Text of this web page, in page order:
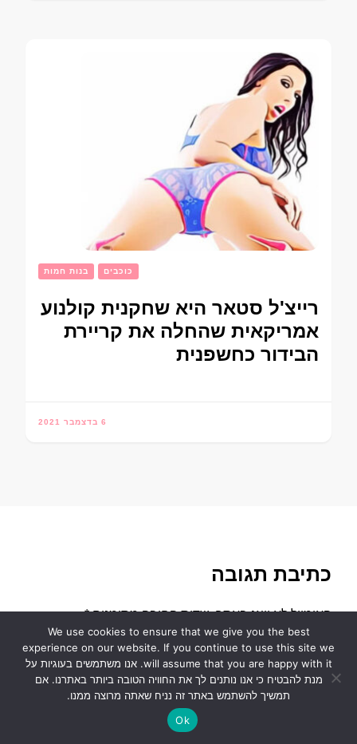
בנות חמות כוכבים
רייצ'ל סטאר היא שחקנית קולנוע
אמריקאית שהחלה את קריירת
הבידור כחשפנית
6 בדצמבר 2021
כתיבת תגובה
האימייל לא יוצג באתר. שדות החובה מסומנים*
We use cookies to ensure that we give you the best
experience on our website. If you continue to use this site we
will assume that you are happy with it. אנו משתמשים בעוגיות על
מנת להבטיח כי אנו נותנים לך את החוויה הטובה ביותר באתרנו. אם
תמשיך להשתמש באתר זה נניח שאתה מרוצה ממנו.
Ok